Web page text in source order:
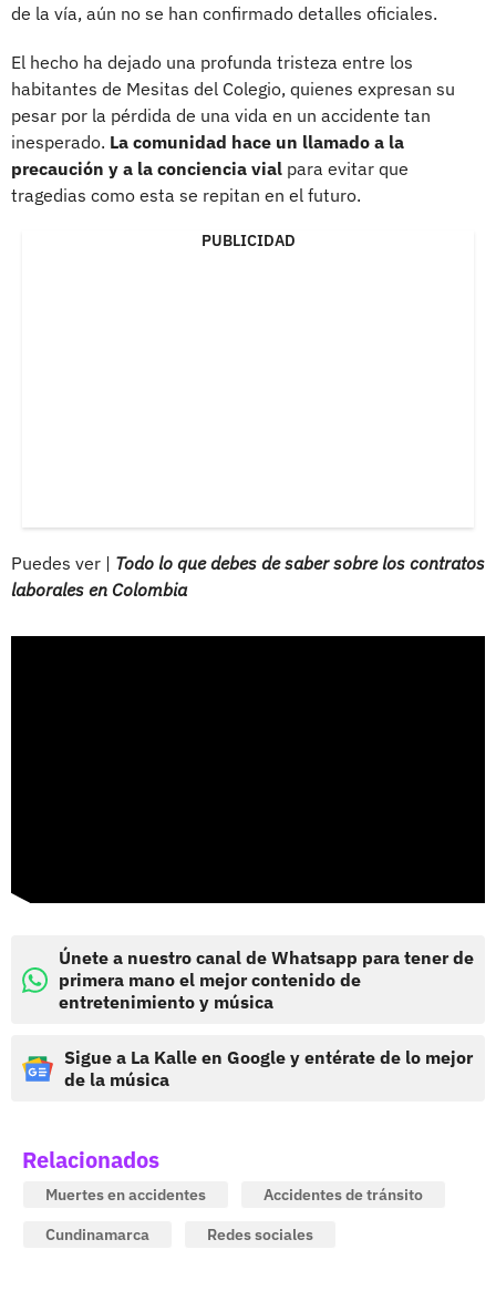
de la vía, aún no se han confirmado detalles oficiales.
El hecho ha dejado una profunda tristeza entre los
habitantes de Mesitas del Colegio, quienes expresan su
pesar por la pérdida de una vida en un accidente tan
inesperado. La comunidad hace un llamado a la
precaución y a la conciencia vial para evitar que
tragedias como esta se repitan en el futuro.
PUBLICIDAD
Puedes ver | Todo lo que debes de saber sobre los contratos
laborales en Colombia
Únete a nuestro canal de Whatsapp para tener de
primera mano el mejor contenido de
entretenimiento y música
Sigue a La Kalle en Google y entérate de lo mejor
de la música
Relacionados
Muertes en accidentes
Accidentes de tránsito
Cundinamarca
Redes sociales